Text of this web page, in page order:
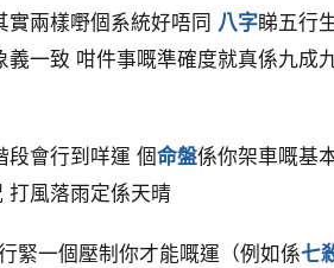
兩樣嘢個系統好唔同 八字睇五行
一致 咁件事嘅準確度就真係九成
段會行到咩運 個命盤係你架車嘅基
打風落雨定係天晴
緊一個壓制你才能嘅運（例如係七